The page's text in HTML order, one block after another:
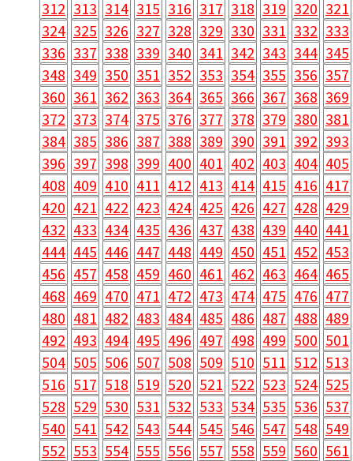
312 313 314 315 316 317 318 319 320 321
324 325 326 327 328 329 330 331 332 333
336 337 338 339 340 341 342 343 344 345
348 349 350 351 352 353 354 355 356 357
360 361 362 363 364 365 366 367 368 369
372 373 374 375 376 377 378 379 380 381
384 385 386 387 388 389 390 391 392 393
396 397 398 399 400 401 402 403 404 405
408 409 410 411 412 413 414 415 416 417
420 421 422 423 424 425 426 427 428 429
432 433 434 435 436 437 438 439 440 441
444 445 446 447 448 449 450 451 452 453
456 457 458 459 460 461 462 463 464 465
468 469 470 471 472 473 474 475 476 477
480 481 482 483 484 485 486 487 488 489
492 493 494 495 496 497 498 499 500 501
504 505 506 507 508 509 510 511 512 513
516 517 518 519 520 521 522 523 524 525
528 529 530 531 532 533 534 535 536 537
540 541 542 543 544 545 546 547 548 549
552 553 554 555 556 557 558 559 560 561